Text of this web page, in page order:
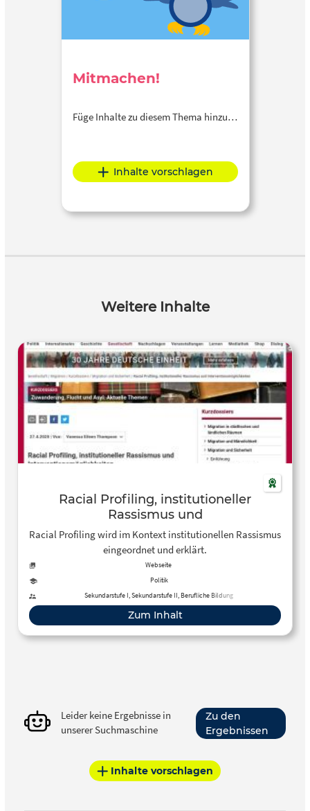
Mitmachen!
Füge Inhalte zu diesem Thema hinzu…
Inhalte vorschlagen
Weitere Inhalte
Racial Profiling, institutioneller
Rassismus und
Interventionsmöglichkeiten
Racial Profiling wird im Kontext institutionellen Rassismus
eingeordnet und erklärt.
Webseite
Politik
Sekundarstufe I, Sekundarstufe II, Berufliche Bildung
Zum Inhalt
Leider keine Ergebnisse in
unserer Suchmaschine
Zu den
Ergebnissen
Inhalte vorschlagen